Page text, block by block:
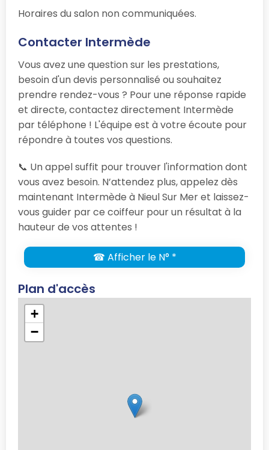
Horaires du salon non communiquées.
Contacter Intermède
Vous avez une question sur les prestations,
besoin d'un devis personnalisé ou souhaitez
prendre rendez-vous ? Pour une réponse rapide
et directe, contactez directement Intermède
par téléphone ! L'équipe est à votre écoute pour
répondre à toutes vos questions.
📞 Un appel suffit pour trouver l'information dont
vous avez besoin. N’attendez plus, appelez dès
maintenant Intermède à Nieul Sur Mer et laissez-
vous guider par ce coiffeur pour un résultat à la
hauteur de vos attentes !
☎ Afficher le N° *
Plan d'accès
+
−